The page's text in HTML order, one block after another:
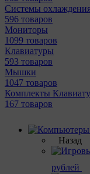
Системы
596 товаров
Мониторы
1099 товаров
Клавиатуры
593 товаров
Мышки
1047 товаров
Комплекты
167 товаров
Назад
рублей